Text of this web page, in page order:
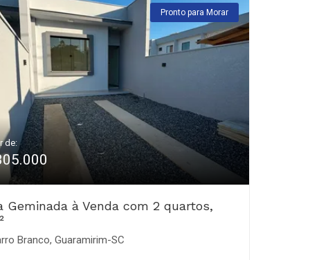
Pronto para Morar
de:
Geminada à Venda com 2 quartos,
Branco, Guaramirim-SC